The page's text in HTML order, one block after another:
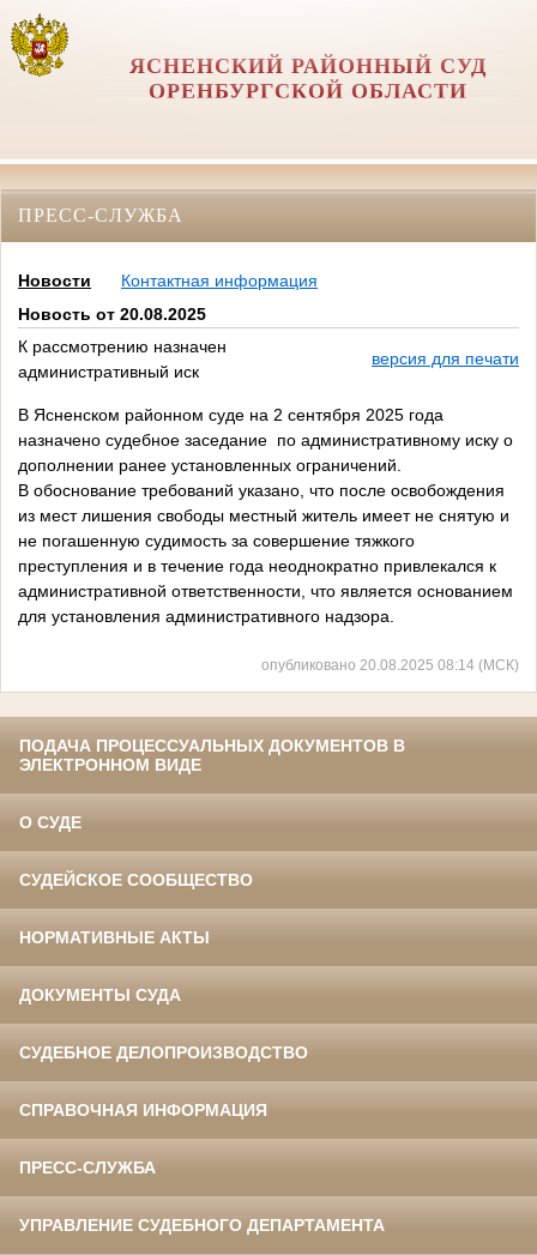
ЯСНЕНСКИЙ РАЙОННЫЙ СУД
ОРЕНБУРГСКОЙ ОБЛАСТИ
ПРЕСС-СЛУЖБА
Новости
Контактная информация
Новость от 20.08.2025
К рассмотрению назначен
административный иск
версия для печати
В Ясненском районном суде на 2 сентября 2025 года
назначено судебное заседание по административному иску о
дополнении ранее установленных ограничений.
В обоснование требований указано, что после освобождения
из мест лишения свободы местный житель имеет не снятую и
не погашенную судимость за совершение тяжкого
преступления и в течение года неоднократно привлекался к
административной ответственности, что является основанием
для установления административного надзора.
опубликовано 20.08.2025 08:14 (МСК)
ПОДАЧА ПРОЦЕССУАЛЬНЫХ ДОКУМЕНТОВ В
ЭЛЕКТРОННОМ ВИДЕ
О СУДЕ
СУДЕЙСКОЕ СООБЩЕСТВО
НОРМАТИВНЫЕ АКТЫ
ДОКУМЕНТЫ СУДА
СУДЕБНОЕ ДЕЛОПРОИЗВОДСТВО
СПРАВОЧНАЯ ИНФОРМАЦИЯ
ПРЕСС-СЛУЖБА
УПРАВЛЕНИЕ СУДЕБНОГО ДЕПАРТАМЕНТА